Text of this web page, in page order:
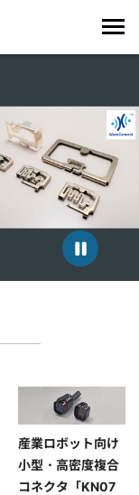
産業ロボット向け
小型・高密度複合
コネクタ「KN07